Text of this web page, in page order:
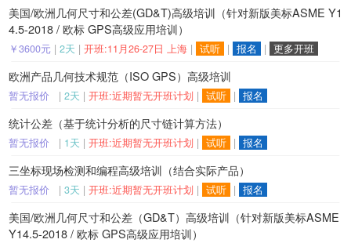
美国/欧洲几何尺寸和公差(GD&T)高级培训（针对新版美标ASME Y1
4.5-2018 / 欧标 GPS高级应用培训）
￥3600元 | 2天 | 开班:11月26-27日 上海 | 试听 | 报名 | 更多开班
欧洲产品几何技术规范（ISO GPS）高级培训
暂无报价 | 2天 | 开班:近期暂无开班计划 | 试听 | 报名
统计公差（基于统计分析的尺寸链计算方法）
暂无报价 | 1天 | 开班:近期暂无开班计划 | 试听 | 报名
三坐标现场检测和编程高级培训（结合实际产品）
暂无报价 | 3天 | 开班:近期暂无开班计划 | 试听 | 报名
美国/欧洲几何尺寸和公差（GD&T）高级培训（针对新版美标ASME
Y14.5-2018 / 欧标 GPS高级应用培训）